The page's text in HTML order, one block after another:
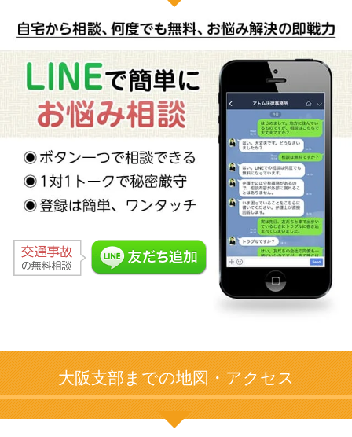
大阪支部までの地図・アクセス